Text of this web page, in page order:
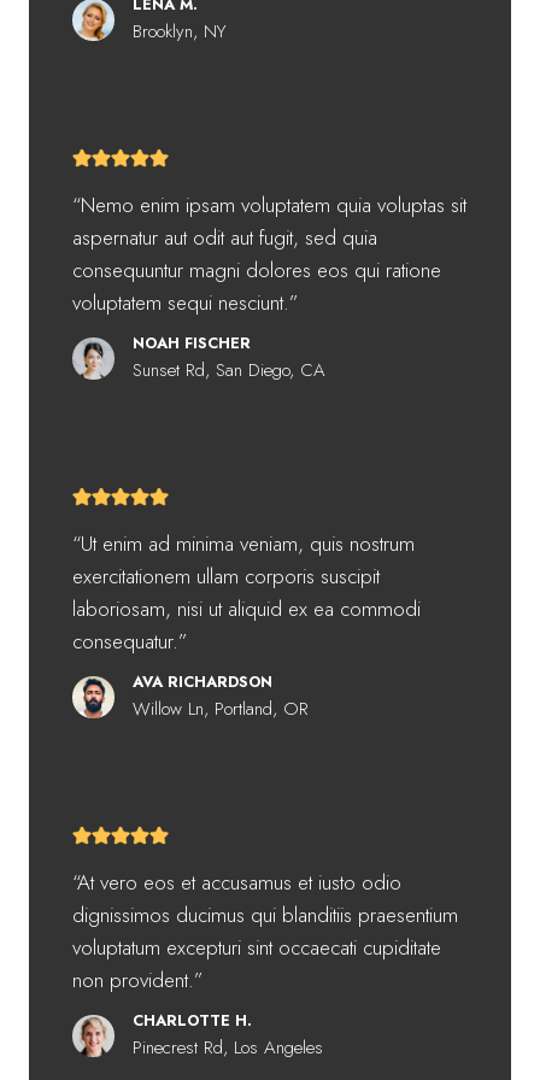
Brooklyn, NY
“Nemo enim ipsam voluptatem quia voluptas sit
aspernatur aut odit aut fugit, sed quia
consequuntur magni dolores eos qui ratione
voluptatem sequi nesciunt.”
NOAH FISCHER
Sunset Rd, San Diego, CA
“Ut enim ad minima veniam, quis nostrum
exercitationem ullam corporis suscipit
laboriosam, nisi ut aliquid ex ea commodi
consequatur.”
AVA RICHARDSON
Willow Ln, Portland, OR
“At vero eos et accusamus et iusto odio
dignissimos ducimus qui blanditiis praesentium
voluptatum excepturi sint occaecati cupiditate
non provident.”
CHARLOTTE H.
Pinecrest Rd, Los Angeles